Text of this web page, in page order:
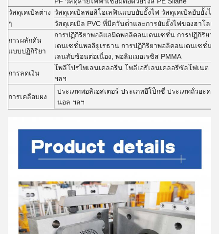
วัสดุเคเบิลต่าง
ๆ
วัสดุเคเบิลพอลิโอเลฟินแบบยับยั้งไฟ วัสดุเคเบิลยับยั้งไ
วัสดุเคเบิล PVC ที่มีควันต่ําและการยับยั้งไฟของฮาโลเ
การผลักดัน
แบบปฏิกิริยา
การปฏิกิริยาพอลิแอมิดพอลิคอนเดนเซชั่น การปฏิกิริยา
เดนเซชั่นพอลิยูเรธาน การปฏิกิริยาพอลิคอนเดนเซชั่น
เลนสับซ้อนต่อเนื่อง, พอลิมเมอเรซิส PMMA
การลดเงิน
โพลีโปรไพเลนเคลอรีน โพลีเอธีเลนเคลอรีซัลโฟเนต ย
ฯลฯ
การเคลือบผง
ประเภทพอลิเอสเตอร์ ประเภทอีโป็กซี่ ประเภทถั่วอะค
นอล ฯลฯ